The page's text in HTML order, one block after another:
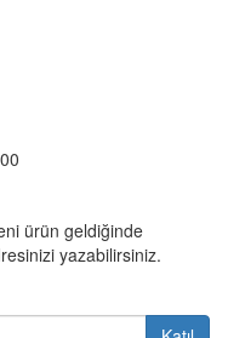
ürün geldiğinde
yazabilirsiniz.